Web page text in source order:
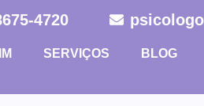
4720
SERVIÇOS BLOG